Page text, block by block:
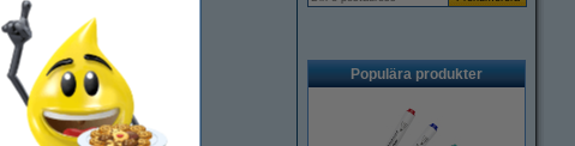
Populära produkter